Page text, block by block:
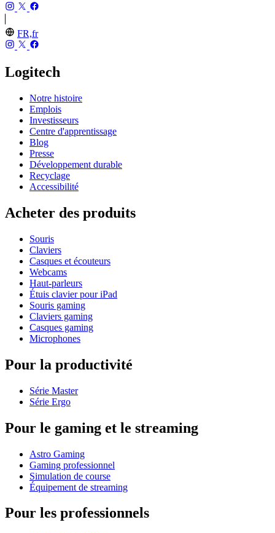
FR,fr
Logitech
Notre histoire
Emplois
Investisseurs
Centre d'apprentissage
Blog
Presse
Développement durable
Recyclage
Accessibilité
Acheter des produits
Souris
Claviers
Casques et écouteurs
Webcams
Haut-parleurs
Étuis clavier pour iPad
Souris gaming
Claviers gaming
Casques gaming
Microphones
Pour la productivité
Série Master
Série Ergo
Pour le gaming et le streaming
Astro Gaming
Gaming professionnel
Simulation de course
Équipement de streaming
Pour les professionnels